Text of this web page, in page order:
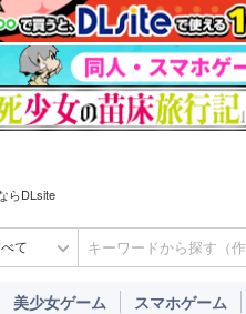
らDLsite
て
美少女ゲーム スマホゲーム